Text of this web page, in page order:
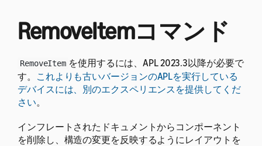
RemoveItemコマンド
RemoveItem を使用するには、APL 2023.3以降が必要で
す。
これよりも古いバージョンのAPLを実行している
デバイスには、別のエクスペリエンスを提供してくだ
さい。
インフレートされたドキュメントからコンポーネント
を削除し、構造の変更を反映するようにレイアウトを